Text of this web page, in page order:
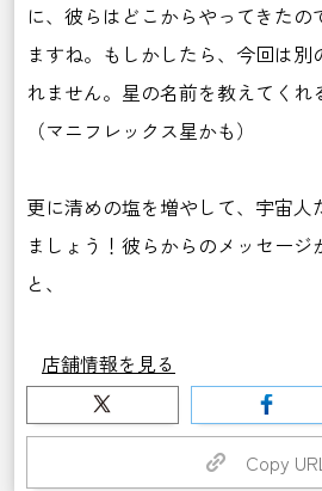
に、彼らはどこからやってきたの
ますね。もしかしたら、今回は別
れません。星の名前を教えてく
（マニフレックス星かも）
更に清めの塩を増やして、宇宙人
ましょう！彼らからのメッセー
と、
店舗情報を見る
Copy